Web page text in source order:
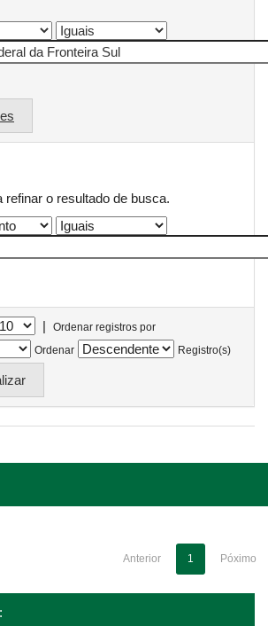
refinar o resultado de busca.
|
Ordenar registros por
Ordenar
Registro(s)
Anterior 1 Póximo